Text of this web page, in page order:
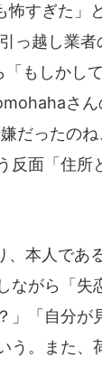
すぎた」
っ越し業
もしかし
さ
だったの
反面「住所
本人であ
がら「失
」「自分が
う。また、